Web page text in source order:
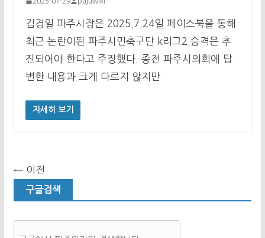
김경일 파주시장은 2025.7.24일 페이스북을 통해
최근 논란이된 파주시민축구단 k리그2 승격은 추
진되어야 한다고 주장했다. 종전 파주시의회에 답
변한 내용과 크게 다르지 않지만
자세히 보기
← 이전
구글검색